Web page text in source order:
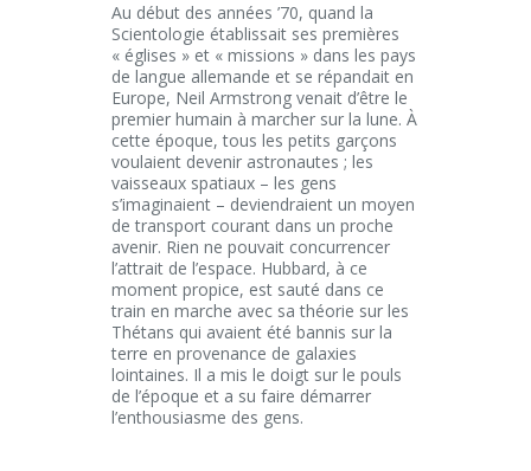
Au début des années ’70, quand la
Scientologie établissait ses premières
« églises » et « missions » dans les pays
de langue allemande et se répandait en
Europe, Neil Armstrong venait d’être le
premier humain à marcher sur la lune. À
cette époque, tous les petits garçons
voulaient devenir astronautes ; les
vaisseaux spatiaux – les gens
s’imaginaient – deviendraient un moyen
de transport courant dans un proche
avenir. Rien ne pouvait concurrencer
l’attrait de l’espace. Hubbard, à ce
moment propice, est sauté dans ce
train en marche avec sa théorie sur les
Thétans qui avaient été bannis sur la
terre en provenance de galaxies
lointaines. Il a mis le doigt sur le pouls
de l’époque et a su faire démarrer
l’enthousiasme des gens.